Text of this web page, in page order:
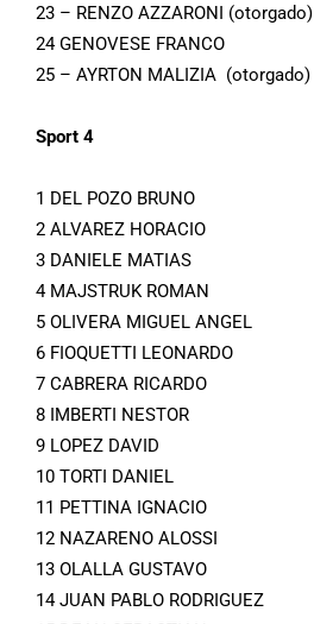
23 – RENZO AZZARONI (otorgado)
24 GENOVESE FRANCO
25 – AYRTON MALIZIA (otorgado)
Sport 4
1 DEL POZO BRUNO
2 ALVAREZ HORACIO
3 DANIELE MATIAS
4 MAJSTRUK ROMAN
5 OLIVERA MIGUEL ANGEL
6 FIOQUETTI LEONARDO
7 CABRERA RICARDO
8 IMBERTI NESTOR
9 LOPEZ DAVID
10 TORTI DANIEL
11 PETTINA IGNACIO
12 NAZARENO ALOSSI
13 OLALLA GUSTAVO
14 JUAN PABLO RODRIGUEZ